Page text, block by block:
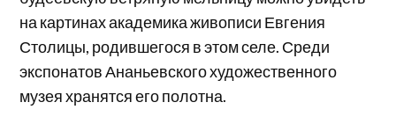
на картинах академика живописи Евгения
Столицы, родившегося в этом селе. Среди
экспонатов Ананьевского художественного
музея хранятся его полотна.